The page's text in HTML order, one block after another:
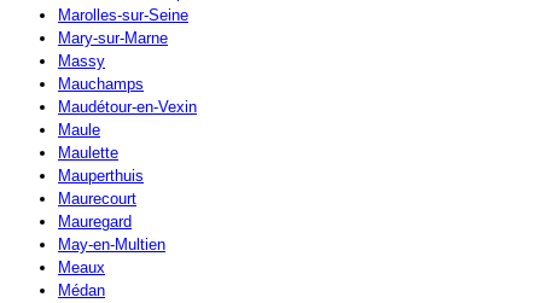
Marolles-sur-Seine
Mary-sur-Marne
Massy
Mauchamps
Maudétour-en-Vexin
Maule
Maulette
Mauperthuis
Maurecourt
Mauregard
May-en-Multien
Meaux
Médan